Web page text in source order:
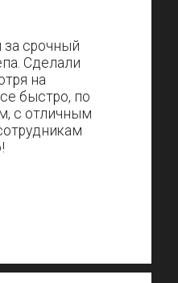
за срочный
Сделали
на
быстро, по
с отличным